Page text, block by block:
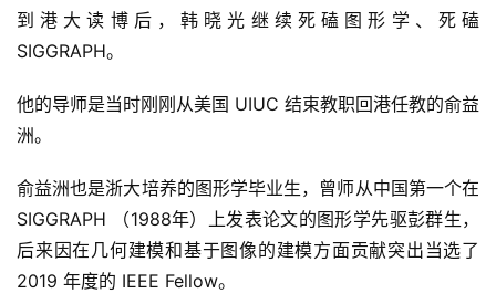
到港大读博后，韩晓光继续死磕图形学、死磕
SIGGRAPH。
他的导师是当时刚刚从美国 UIUC 结束教职回港任教的俞益
洲。
俞益洲也是浙大培养的图形学毕业生，曾师从中国第一个在
SIGGRAPH （1988年）上发表论文的图形学先驱彭群生，
后来因在几何建模和基于图像的建模方面贡献突出当选了
2019 年度的 IEEE Fellow。